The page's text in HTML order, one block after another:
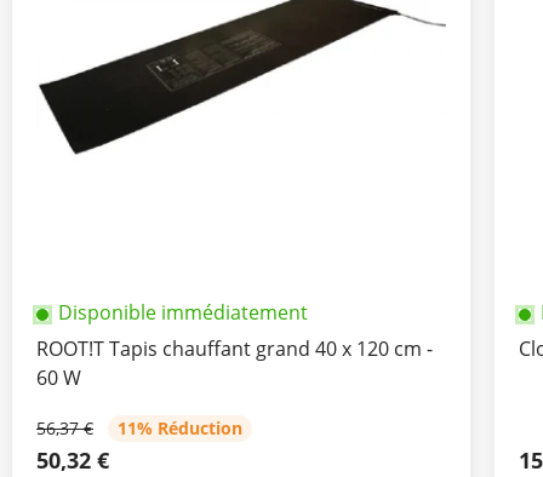
Disponible immédiatement
ROOT!T Tapis chauffant grand 40 x 120 cm -
60 W
56,37 € 11% Réduction
50,32 €